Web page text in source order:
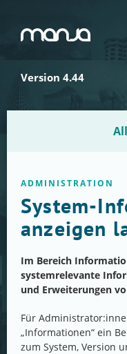
Navigation
Version 4.44
ADMINISTRATION
System-
anzeigen
Im Bereich
systemrelevante
und Erweiterungen
Für
„Informationen“ ein
zum System, Version